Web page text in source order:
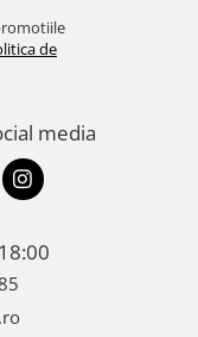
de
media